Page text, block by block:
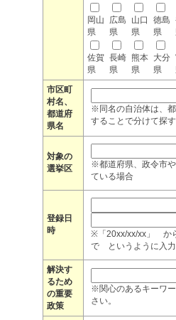
岡山
県
広島
県
山口
県
徳島
県
佐賀
県
長崎
県
熊本
県
大分
県
市区町
村名、
都道府
県名
※同名の自治体は、
することで分けて探
対象の
選挙区
※都道府県、政令市
ている場合
登録日
時
※「20xx/xx/xx」 か
で というように入力
解決す
るため
の重要
政策
※関心のあるキーワ
さい。